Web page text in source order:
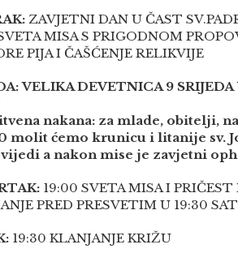
ZAVJETNI DAN U ČAST
MISA S PRIGODNOM
PIJA I ČAŠĆENJE RELIKVIJE
VELIKA DEVETNICA 9 SRIJEDA
nakana: za mlade, obitelji,
molit ćemo krunicu i litanije sv.
a nakon mise je zavjetni
19:00 SVETA MISA I
PRED PRESVETIM U 19:30
19:30 KLANJANJE KRIŽU